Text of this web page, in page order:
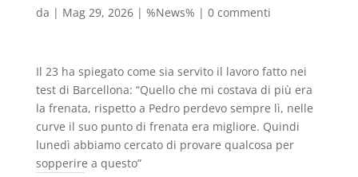
da | Mag 29, 2026| %News% | 0 commenti
Il 23 ha spiegato come sia servito il lavoro fatto nei
test di Barcellona: “Quello che mi costava di più era
la frenata, rispetto a Pedro perdevo sempre lì, nelle
curve il suo punto di frenata era migliore. Quindi
lunedì abbiamo cercato di provare qualcosa per
sopperire a questo”